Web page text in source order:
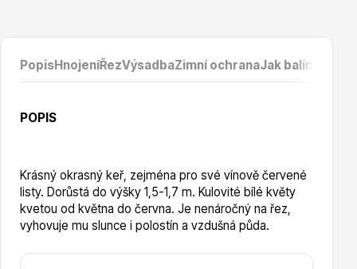
Postřiky, přípravky
Hortenzie
PopisHnojeníŘezVýsadbaZimní ochranaJak balíme
POPIS
Krásný okrasný keř, zejména pro své vínově červené
listy. Dorůstá do výšky 1,5-1,7 m. Kulovité bílé květy
kvetou od května do června. Je nenáročný na řez,
vyhovuje mu slunce i polostín a vzdušná půda.